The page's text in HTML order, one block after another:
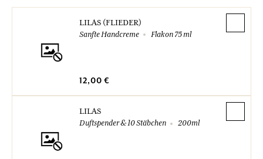
LILAS (FLIEDER)
Sanfte Handcreme
Flakon 75 ml
12,00 €
LILAS
Duftspender & 10 Stäbchen
200ml